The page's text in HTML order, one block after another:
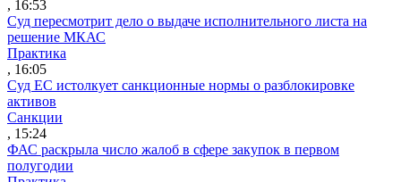
, 16:53
Суд пересмотрит дело о выдаче исполнительного листа на
решение МКАС
Практика
, 16:05
Суд ЕС истолкует санкционные нормы о разблокировке
активов
Санкции
, 15:24
ФАС раскрыла число жалоб в сфере закупок в первом
полугодии